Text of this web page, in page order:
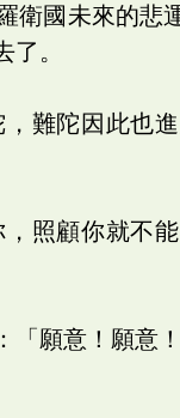
衛國未來的悲
。
難陀因此也
照顧你就不
願意！願意！